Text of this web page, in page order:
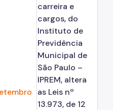
carreira e
cargos, do
Instituto de
Previdência
Municipal de
São Paulo –
IPREM, altera
as Leis nº
13.973, de 12